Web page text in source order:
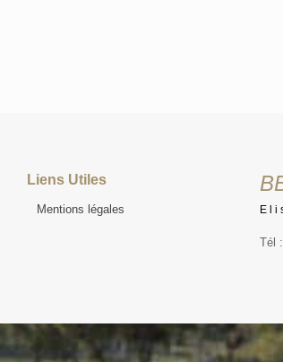
Liens Utiles
Mentions légales
Tél